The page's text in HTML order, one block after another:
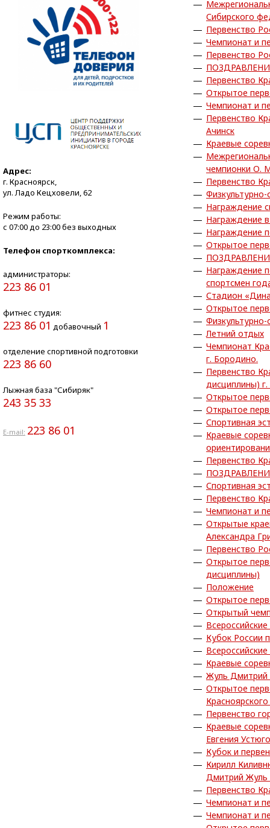
Адрес:
г. Красноярск,
ул. Ладо Кецховели, 62
Режим работы:
с 07:00 до 23:00 без выходных
Телефон спорткомплекса:
администраторы:
223 86 01
фитнес студия:
223 86 01 добавочный 1
отделение спортивной подготовки
223 86 60
Лыжная база "Сибиряк"
243 35 33
E-mail: 223 86 01
Сибирского
Первенство
Чемпионат и
Первенство
Первенство
Открытое
Чемпионат и
Первенство
Ачинск
Краевые
чемпионки О.
Первенство
Награждение
Награждение
Награждение
Открытое
Награждение
спортсмен
Стадион
Открытое
Летний отдых
Чемпионат
г. Бородино.
Первенство
дисциплины)
Открытое
Открытое
Спортивная
Краевые
Первенство
Спортивная
Первенство
Чемпионат и
Открытые
Александра
Первенство
Открытое
дисциплины)
Положение
Открытое
Открытый
Кубок России
Краевые
Жуль Дмитрий
Открытое
Первенство
Краевые
Евгения
Кубок и
Кирилл
Дмитрий Жуль
Первенство
Чемпионат и
Чемпионат и